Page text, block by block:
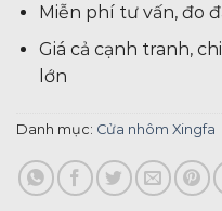
Miễn phí tư vấn, đo
Giá cả cạnh tranh,
lớn
Danh mục: Cửa nhôm Xingfa